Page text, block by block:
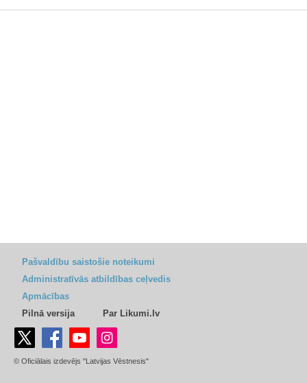
Pašvaldību saistošie noteikumi
Administratīvās atbildības ceļvedis
Apmācības
Pilnā versija
Par Likumi.lv
© Oficiālais izdevējs "Latvijas Vēstnesis"